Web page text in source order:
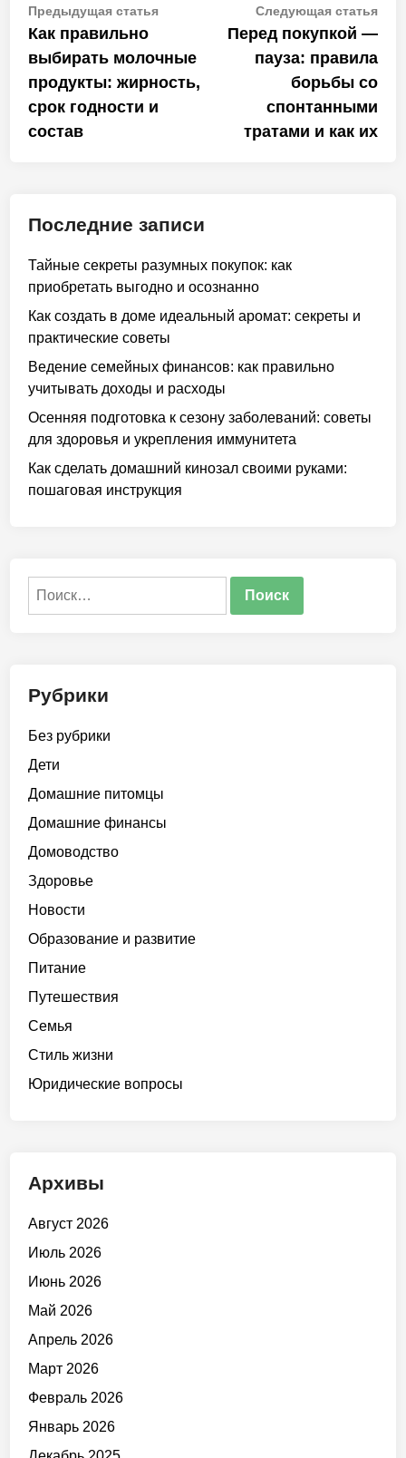
Навигация
по
записям
Предыдущая статьяПредыдущая
Как правильно
выбирать молочные
продукты: жирность,
срок годности и
состав
Следующая статья
Перед покупкой —
пауза: правила
борьбы со
спонтанными
тратами и как их
Последние записи
Тайные секреты разумных покупок: как
приобретать выгодно и осознанно
Как создать в доме идеальный аромат: секреты и
практические советы
Ведение семейных финансов: как правильно
учитывать доходы и расходы
Осенняя подготовка к сезону заболеваний: советы
для здоровья и укрепления иммунитета
Как сделать домашний кинозал своими руками:
пошаговая инструкция
Найти:
Рубрики
Без рубрики
Дети
Домашние питомцы
Домашние финансы
Домоводство
Здоровье
Новости
Образование и развитие
Питание
Путешествия
Семья
Стиль жизни
Юридические вопросы
Архивы
Август 2026
Июль 2026
Июнь 2026
Май 2026
Апрель 2026
Март 2026
Февраль 2026
Январь 2026